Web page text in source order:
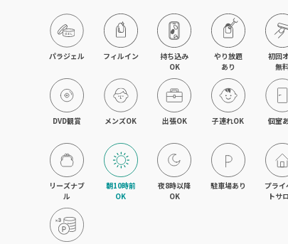
パラジェル フィルイン
持ち込み
OK
やり放題
あり
初回
無
DVD観賞 メンズOK 出張OK 子連れOK 個室
リーズナブ
ル
朝10時前
OK
夜8時以降
OK
駐車場あり
プライ
トサ